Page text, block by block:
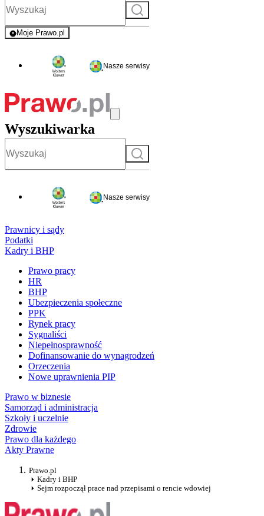
Szukaj
Moje Prawo.pl
- rejestracja i logowanie do serwisu
Nasze serwisy
Wyszukiwarka
Szukaj
Nasze serwisy
Prawnicy i sądy
Podatki
Kadry i BHP
Prawo pracy
HR
BHP
Ubezpieczenia społeczne
PPK
Rynek pracy
Sygnaliści
Niepełnosprawność
Dofinansowanie do wynagrodzeń
Orzeczenia
Nowe uprawnienia PIP
Prawo w biznesie
Samorząd i administracja
Szkoły i uczelnie
Zdrowie
Prawo dla każdego
Akty Prawne
Prawo.pl
Kadry i BHP
Sejm rozpoczął prace nad przepisami o rencie wdowiej